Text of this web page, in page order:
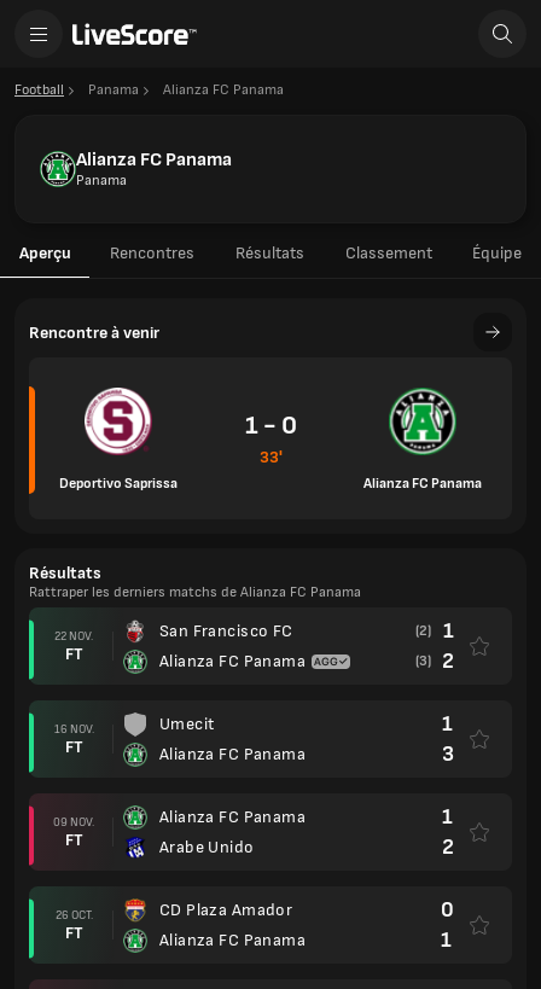
Football Panama Alianza FC Panama
Alianza FC Panama
Panama
Aperçu Rencontres Résultats Classement Équipe
Rencontre à venir
Deportivo Saprissa
1 - 0
33'
Alianza FC Panama
Résultats
Rattraper les derniers matchs de Alianza FC Panama
22 NOV.
FT
San Francisco FC
Alianza FC Panama
(2) 1
(3) 2
16 NOV.
FT
Umecit
Alianza FC Panama
1
3
09 NOV.
FT
Alianza FC Panama
Arabe Unido
1
2
26 OCT.
FT
CD Plaza Amador
Alianza FC Panama
0
1